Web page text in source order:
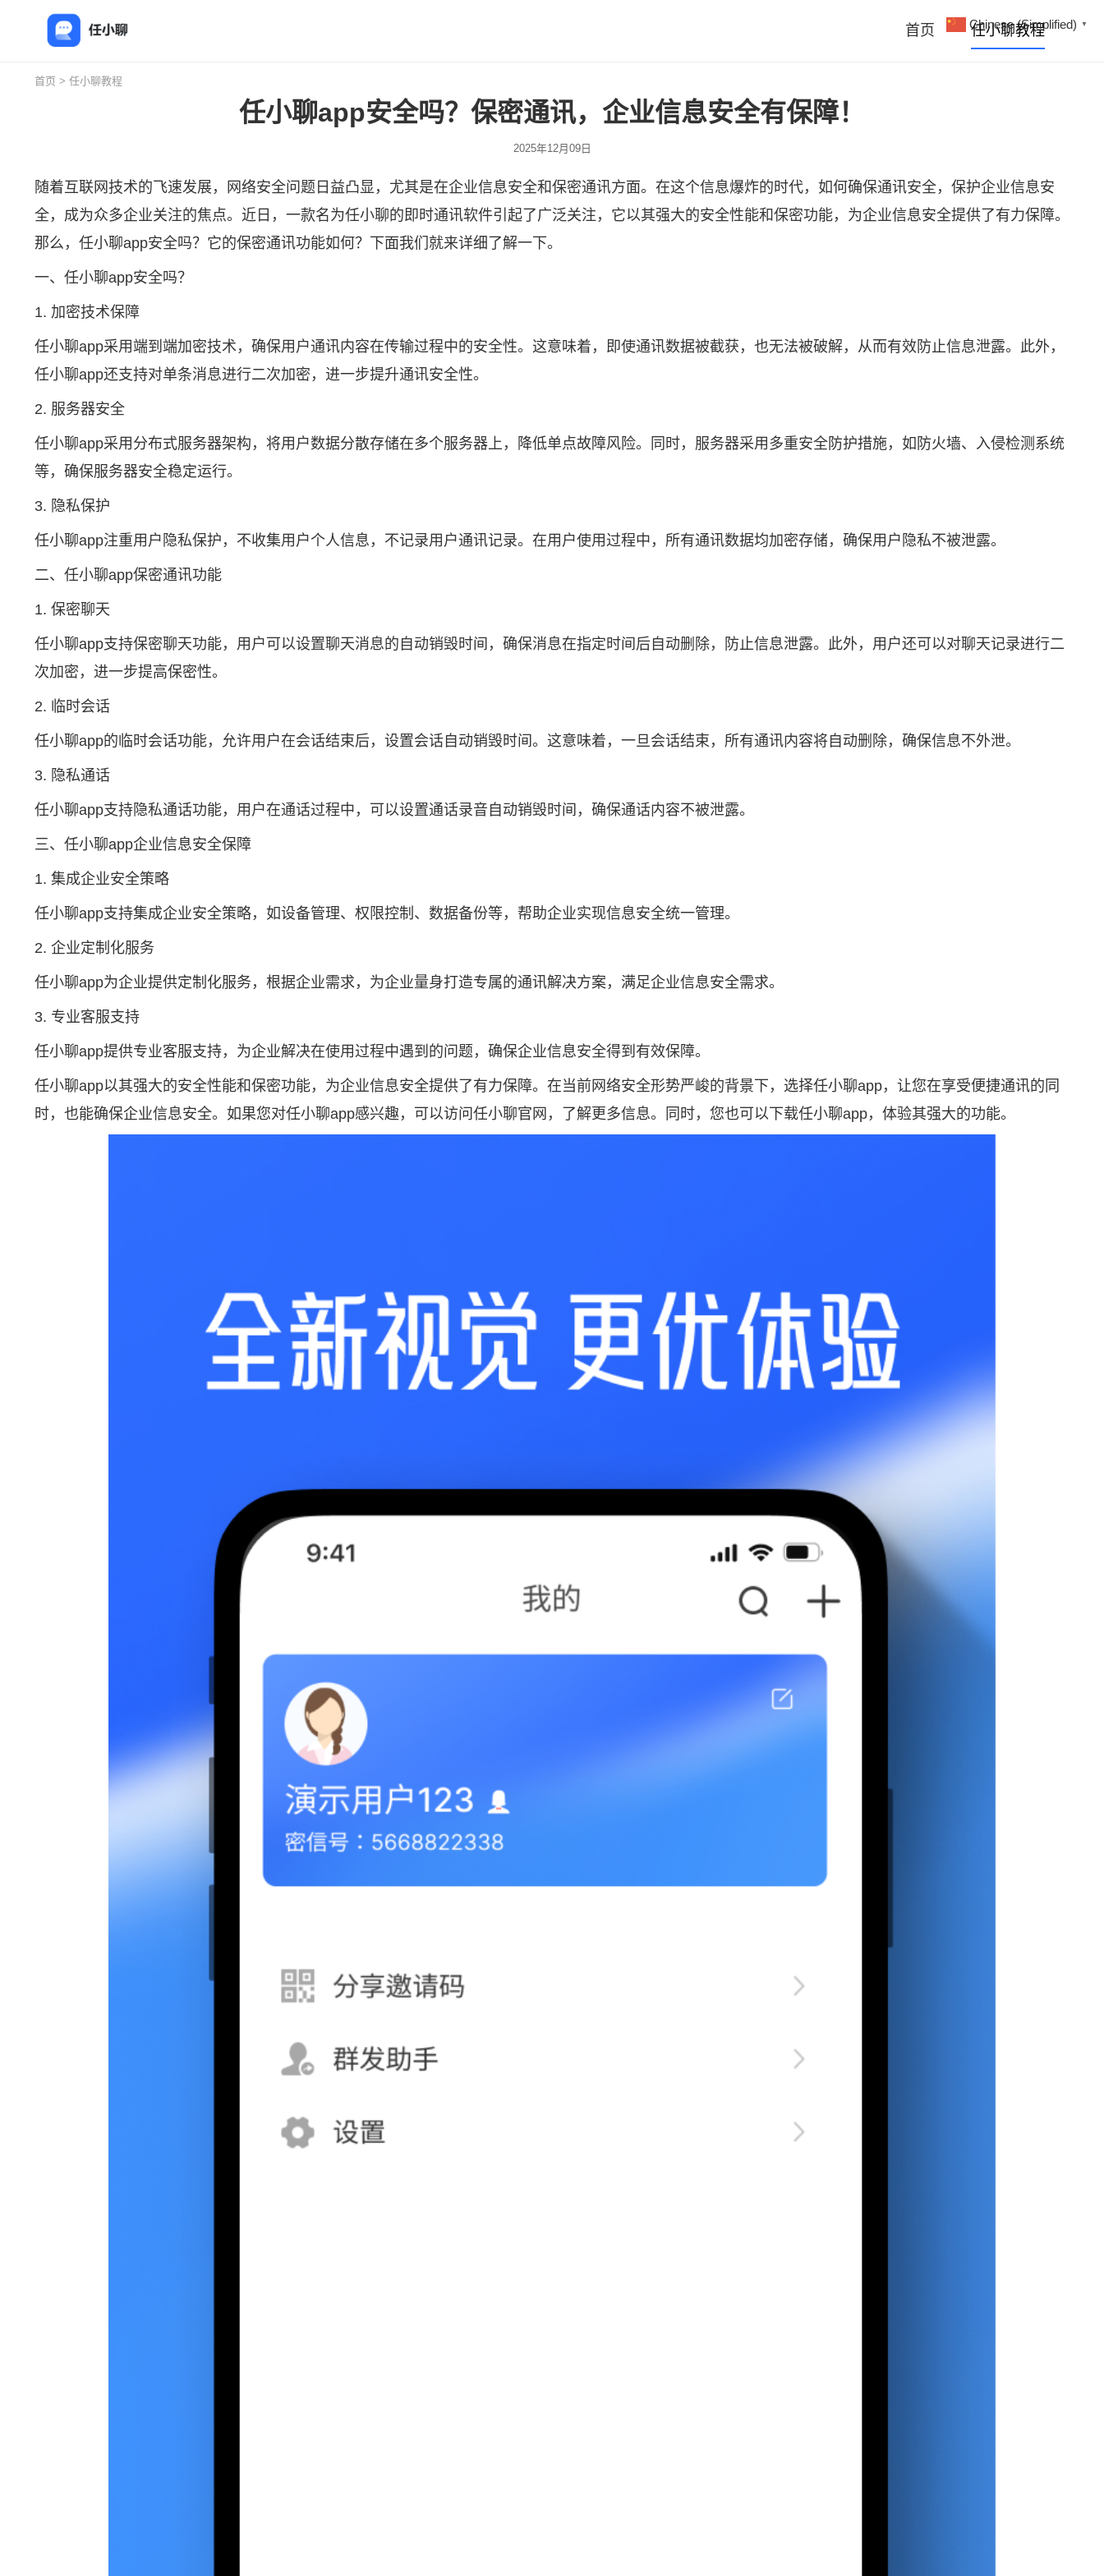
首页 任小聊教程
首页 > 任小聊教程
任小聊app安全吗？保密通讯，企业信息安全有保障！
2025年12月09日
随着互联网技术的飞速发展，网络安全问题日益凸显，尤其是在企业信息安全和保密通讯方面。在这个信息爆炸的时代，如何确保通讯安全，保护企业信息安
全，成为众多企业关注的焦点。近日，一款名为任小聊的即时通讯软件引起了广泛关注，它以其强大的安全性能和保密功能，为企业信息安全提供了有力保障。
那么，任小聊app安全吗？它的保密通讯功能如何？下面我们就来详细了解一下。
一、任小聊app安全吗？
1. 加密技术保障
任小聊app采用端到端加密技术，确保用户通讯内容在传输过程中的安全性。这意味着，即使通讯数据被截获，也无法被破解，从而有效防止信息泄露。此外，
任小聊app还支持对单条消息进行二次加密，进一步提升通讯安全性。
2. 服务器安全
任小聊app采用分布式服务器架构，将用户数据分散存储在多个服务器上，降低单点故障风险。同时，服务器采用多重安全防护措施，如防火墙、入侵检测系统
等，确保服务器安全稳定运行。
3. 隐私保护
任小聊app注重用户隐私保护，不收集用户个人信息，不记录用户通讯记录。在用户使用过程中，所有通讯数据均加密存储，确保用户隐私不被泄露。
二、任小聊app保密通讯功能
1. 保密聊天
任小聊app支持保密聊天功能，用户可以设置聊天消息的自动销毁时间，确保消息在指定时间后自动删除，防止信息泄露。此外，用户还可以对聊天记录进行二
次加密，进一步提高保密性。
2. 临时会话
任小聊app的临时会话功能，允许用户在会话结束后，设置会话自动销毁时间。这意味着，一旦会话结束，所有通讯内容将自动删除，确保信息不外泄。
3. 隐私通话
任小聊app支持隐私通话功能，用户在通话过程中，可以设置通话录音自动销毁时间，确保通话内容不被泄露。
三、任小聊app企业信息安全保障
1. 集成企业安全策略
任小聊app支持集成企业安全策略，如设备管理、权限控制、数据备份等，帮助企业实现信息安全统一管理。
2. 企业定制化服务
任小聊app为企业提供定制化服务，根据企业需求，为企业量身打造专属的通讯解决方案，满足企业信息安全需求。
3. 专业客服支持
任小聊app提供专业客服支持，为企业解决在使用过程中遇到的问题，确保企业信息安全得到有效保障。
任小聊app以其强大的安全性能和保密功能，为企业信息安全提供了有力保障。在当前网络安全形势严峻的背景下，选择任小聊app，让您在享受便捷通讯的同
时，也能确保企业信息安全。如果您对任小聊app感兴趣，可以访问 任小聊官网 ，了解更多信息。同时，您也可以下载任小聊app，体验其强大的功能。
Chinese (Simplified) ▼